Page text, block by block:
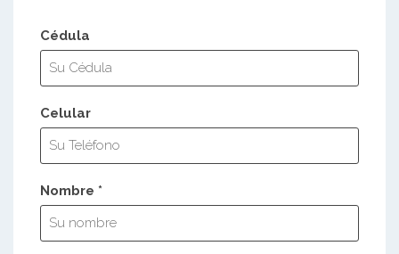
Cédula
Celular
Nombre *